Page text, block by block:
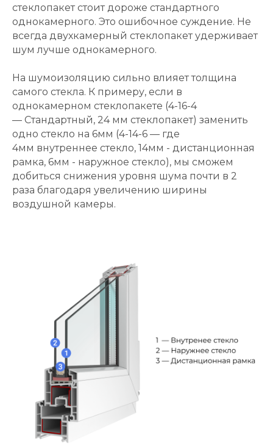
стеклопакет стоит дороже стандартного
однокамерного. Это ошибочное суждение. Не
всегда двухкамерный стеклопакет удерживает
шум лучше однокамерного.
На шумоизоляцию сильно влияет толщина
самого стекла. К примеру, если в
однокамерном стеклопакете (4-16-4
— Стандартный, 24 мм стеклопакет) заменить
одно стекло на 6мм (4-14-6 — где
4мм внутреннее стекло, 14мм - дистанционная
рамка, 6мм - наружное стекло), мы сможем
добиться снижения уровня шума почти в 2
раза благодаря увеличению ширины
воздушной камеры.